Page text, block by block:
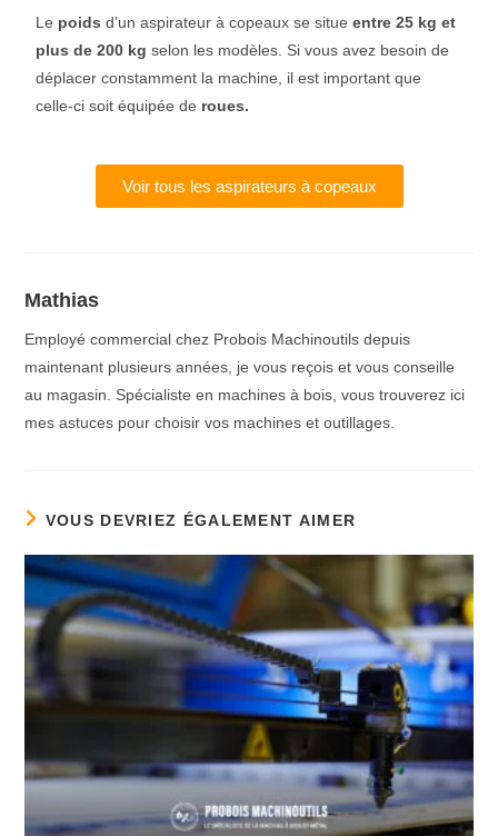
Le poids d’un aspirateur à copeaux se situeentre 25 kg et
plus de 200 kg selon les modèles. Si vous avez besoin de
déplacer constamment la machine, il est important que
celle-ci soit équipée de roues.
Voir tous les aspirateurs à copeaux
Mathias
Employé commercial chez Probois Machinoutils depuis
maintenant plusieurs années, je vous reçois et vous conseille
au magasin. Spécialiste en machines à bois, vous trouverez ici
mes astuces pour choisir vos machines et outillages.
VOUS DEVRIEZ ÉGALEMENT AIMER